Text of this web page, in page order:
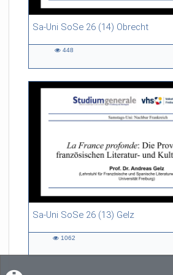
Sa-Uni SoSe 26 (14) Obrecht
46:53 duration
448
Sa-Uni SoSe 26 (13) Gelz
55:13 duration
1062